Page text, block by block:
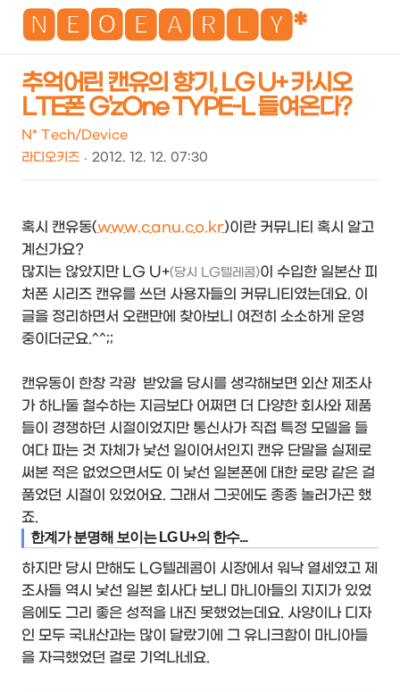
🅽🅴🅾🅴🅰🆁🅻🆈*
검
추억어린 캔유의 향기, LG U+ 카시오
LTE폰 G'zOne TYPE-L 들여온다?
N* Tech/Device
라디오키즈
2012. 12. 12. 07:30
혹시 캔유동(www.canu.co.kr)이란 커뮤니티 혹시 알고
계신가요?
많지는 않았지만 LG U+(당시 LG텔레콤)이 수입한 일본산 피
처폰 시리즈 캔유를 쓰던 사용자들의 커뮤니티였는데요. 이
글을 정리하면서 오랜만에 찾아보니 여전히 소소하게 운영
중이더군요.^^;;
캔유동이 한창 각광 받았을 당시를 생각해보면 외산 제조사
가 하나둘 철수하는 지금보다 어쩌면 더 다양한 회사와 제품
들이 경쟁하던 시절이었지만 통신사가 직접 특정 모델을 들
여다 파는 것 자체가 낯선 일이어서인지 캔유 단말을 실제로
써본 적은 없었으면서도 이 낯선 일본폰에 대한 로망 같은 걸
품었던 시절이 있었어요. 그래서 그곳에도 종종 놀러가곤 했
죠.
한계가 분명해 보이는 LG U+의 한수...
하지만 당시 만해도 LG텔레콤이 시장에서 워낙 열세였고 제
조사들 역시 낯선 일본 회사다 보니 마니아들의 지지가 있었
음에도 그리 좋은 성적을 내진 못했었는데요. 사양이나 디자
인 모두 국내산과는 많이 달랐기에 그 유니크함이 마니아들
을 자극했었던 걸로 기억나네요.